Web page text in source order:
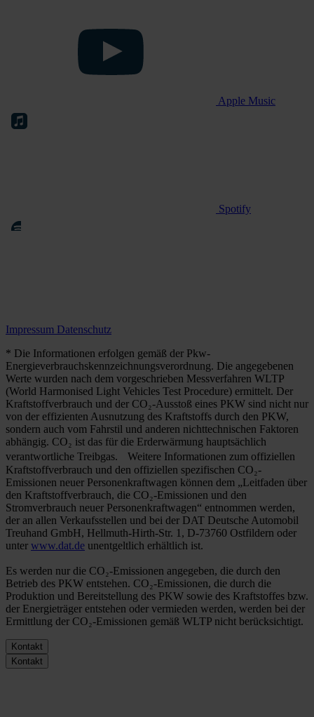
Apple Music
Spotify
Impressum Datenschutz
* Die Informationen erfolgen gemäß der Pkw-
Energieverbrauchskennzeichnungsverordnung. Die angegebenen
Werte wurden nach dem vorgeschrieben Messverfahren WLTP
(World Harmonised Light Vehicles Test Procedure) ermittelt. Der
Kraftstoffverbrauch und der CO₂-Ausstoß eines PKW sind nicht nur
von der effizienten Ausnutzung des Kraftstoffs durch den PKW,
sondern auch vom Fahrstil und anderen nichttechnischen Faktoren
abhängig. CO₂ ist das für die Erderwärmung hauptsächlich
verantwortliche Treibgas. Weitere Informationen zum offiziellen
Kraftstoffverbrauch und den offiziellen spezifischen CO₂-
Emissionen neuer Personenkraftwagen können dem „Leitfaden über
den Kraftstoffverbrauch, die CO₂-Emissionen und den
Stromverbrauch neuer Personenkraftwagen“ entnommen werden,
der an allen Verkaufsstellen und bei der DAT Deutsche Automobil
Treuhand GmbH, Hellmuth-Hirth-Str. 1, D-73760 Ostfildern oder
unter www.dat.de unentgeltlich erhältlich ist.
Es werden nur die CO₂-Emissionen angegeben, die durch den
Betrieb des PKW entstehen. CO₂-Emissionen, die durch die
Produktion und Bereitstellung des PKW sowie des Kraftstoffes bzw.
der Energieträger entstehen oder vermieden werden, werden bei der
Ermittlung der CO₂-Emissionen gemäß WLTP nicht berücksichtigt.
Kontakt
Kontakt